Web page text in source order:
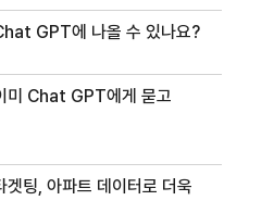
GPT에 나올 수 있나요?
미 Chat GPT에게 묻고
겟팅, 아파트 데이터로 더욱